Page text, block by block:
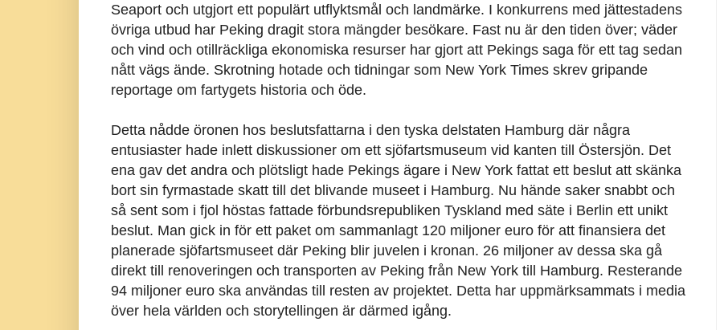
Seaport och utgjort ett populärt utflyktsmål och landmärke. I konkurrens med jättestadens
övriga utbud har Peking dragit stora mängder besökare. Fast nu är den tiden över; väder
och vind och otillräckliga ekonomiska resurser har gjort att Pekings saga för ett tag sedan
nått vägs ände. Skrotning hotade och tidningar som New York Times skrev gripande
reportage om fartygets historia och öde.
Detta nådde öronen hos beslutsfattarna i den tyska delstaten Hamburg där några
entusiaster hade inlett diskussioner om ett sjöfartsmuseum vid kanten till Östersjön. Det
ena gav det andra och plötsligt hade Pekings ägare i New York fattat ett beslut att skänka
bort sin fyrmastade skatt till det blivande museet i Hamburg. Nu hände saker snabbt och
så sent som i fjol höstas fattade förbundsrepubliken Tyskland med säte i Berlin ett unikt
beslut. Man gick in för ett paket om sammanlagt 120 miljoner euro för att finansiera det
planerade sjöfartsmuseet där Peking blir juvelen i kronan. 26 miljoner av dessa ska gå
direkt till renoveringen och transporten av Peking från New York till Hamburg. Resterande
94 miljoner euro ska användas till resten av projektet. Detta har uppmärksammats i media
över hela världen och storytellingen är därmed igång.